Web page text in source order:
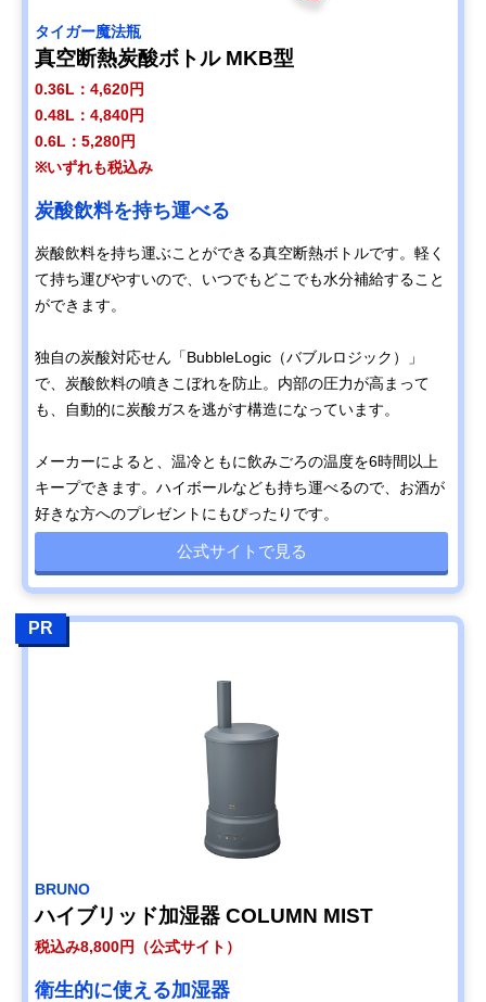
タイガー魔法瓶
真空断熱炭酸ボトル MKB型
0.36L：4,620円
0.48L：4,840円
0.6L：5,280円
※いずれも税込み
炭酸飲料を持ち運べる
炭酸飲料を持ち運ぶことができる真空断熱ボトルです。軽く
て持ち運びやすいので、いつでもどこでも水分補給すること
ができます。
独自の炭酸対応せん「BubbleLogic（バブルロジック）」
で、炭酸飲料の噴きこぼれを防止。内部の圧力が高まって
も、自動的に炭酸ガスを逃がす構造になっています。
メーカーによると、温冷ともに飲みごろの温度を6時間以上
キープできます。ハイボールなども持ち運べるので、お酒が
好きな方へのプレゼントにもぴったりです。
公式サイトで見る
PR
BRUNO
ハイブリッド加湿器 COLUMN MIST
税込み8,800円（公式サイト）
衛生的に使える加湿器